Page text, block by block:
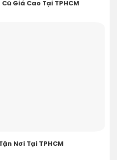
Giá Cao Tại TPHCM
Nơi Tại TPHCM